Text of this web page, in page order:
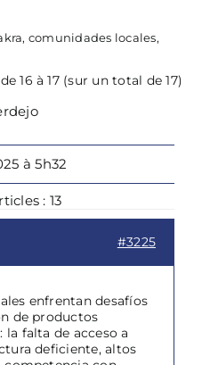
, comunidades locales,
16 à 17 (sur un total de 17)
à 5h32
: 13
#3225
enfrentan desafíos
de productos
falta de acceso a
deficiente, altos